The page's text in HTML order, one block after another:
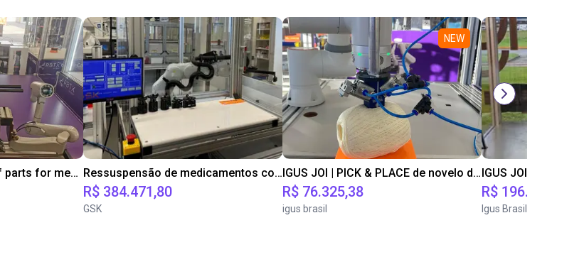
Robot tests lifetime of parts for medical industries Ressuspensão de medicamentos com o robô Epson C8
R$ 384.471,80
GSK
NEW
IGUS JOI | PICK & PLACE de novelo de lã
R$ 76.325,38
igus brasil
R$ 196.964,60
Igus Brasil